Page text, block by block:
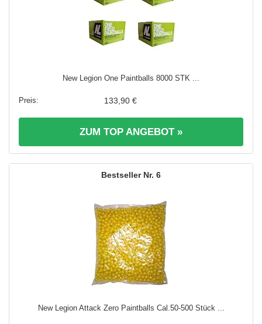
New Legion One Paintballs 8000 STK ...
133,90 €
ZUM TOP ANGEBOT »
6
New Legion Attack Zero Paintballs Cal.50-500 Stück ...